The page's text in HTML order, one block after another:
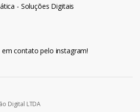
- Soluções Digitais
em contato pelo instagram!
Digital LTDA